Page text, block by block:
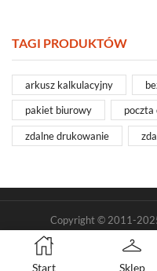
TAGI PRODUKTÓW
arkusz kalkulacyjny
pakiet biurowy poczta
zdalne drukowanie
Copyright © 2011-
Regulamin sklepu
Polityka
Start Sklep